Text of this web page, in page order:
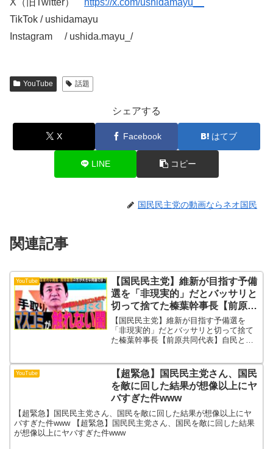
X（旧Twitter）
https://x.com/ushidamayu__
TikTok / ushidamayu
Instagram / ushida.mayu_/
YouTube 話題
シェアする
X Facebook はてブ
LINE コピー
国民民主党の動画ならネオ国民
関連記事
YouTube
【国民民主党】維新が目指す予備
選を「非現実的」だとバッサリと
切って捨てた榛葉幹事長【前原共
同代表】自民と立憲による大連立
か、それとも維新か動くか【玉木
一兵卒は不在】
【国民民主党】維新が目指す予備選を
「非現実的」だとバッサリと切って捨て
た榛葉幹事長【前原共同代表】自民と立
維新が目指す予備選を「非現実的」だと
バッサリと切って捨てた榛...
YouTube
【超緊急】国民民主党さん、国民
を敵に回した結果が想像以上にヤ
バすぎた件www
【超緊急】国民民主党さん、国民を敵に回した結果が想像以上にヤ
バすぎた件www 【超緊急】国民民主党さん、国民を敵に回した結果
が想像以上にヤバすぎた件www